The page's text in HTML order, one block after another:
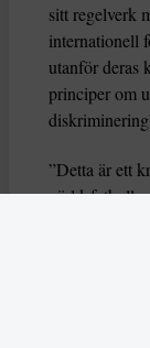
sitt regelverk
internationell
utanför deras
principer om
”Detta är ett